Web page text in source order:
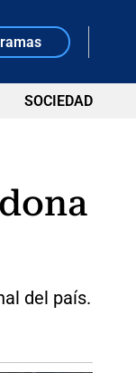
SOCIEDAD
del país.